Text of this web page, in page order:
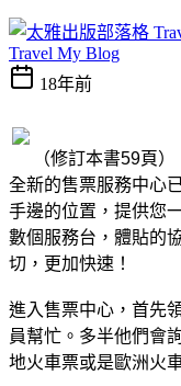
Travel My Blog
18年前
（修訂本書59頁）
全新的售票服務中心
手邊的位置，提供您
數個服務台，體貼的
切，更加快速！
進入售票中心，首先
員幫忙。多半他們會
地火車票或是歐洲火